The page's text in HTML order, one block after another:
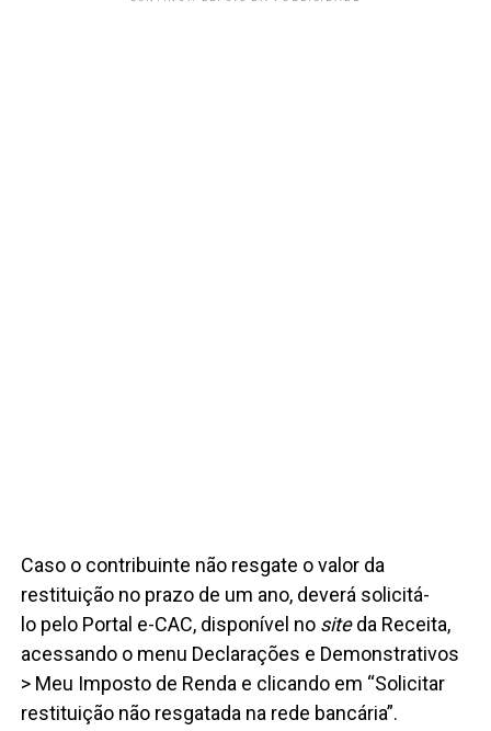
Caso o contribuinte não resgate o valor da
restituição no prazo de um ano, deverá solicitá-
lo pelo Portal e-CAC, disponível no siteda Receita,
acessando o menu Declarações e Demonstrativos
> Meu Imposto de Renda e clicando em “Solicitar
restituição não resgatada na rede bancária”.